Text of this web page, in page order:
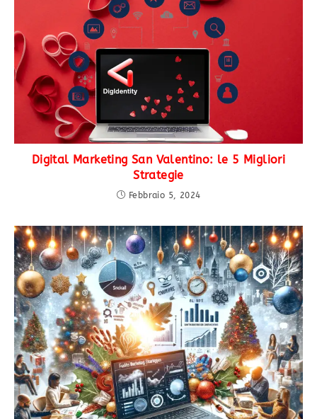
Digital Marketing San Valentino: le 5 Migliori
Strategie
Febbraio 5, 2024